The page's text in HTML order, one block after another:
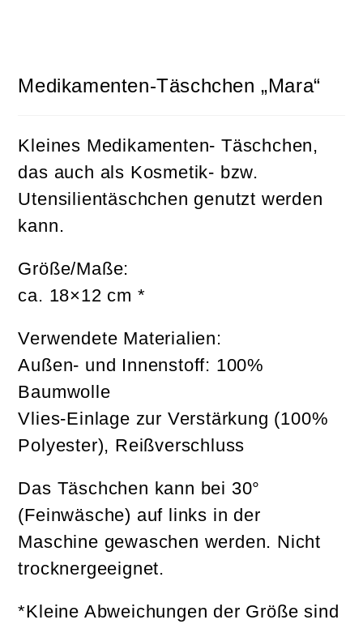
Medikamenten-Täschchen „Mara“
Kleines Medikamenten- Täschchen,
das auch als Kosmetik- bzw.
Utensilientäschchen genutzt werden
kann.
Größe/Maße:
ca. 18×12 cm *
Verwendete Materialien:
Außen- und Innenstoff: 100%
Baumwolle
Vlies-Einlage zur Verstärkung (100%
Polyester), Reißverschluss
Das Täschchen kann bei 30°
(Feinwäsche) auf links in der
Maschine gewaschen werden. Nicht
trocknergeeignet.
*Kleine Abweichungen der Größe sind